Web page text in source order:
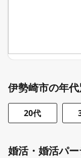
伊勢崎市の年
20代
婚活・婚活パ